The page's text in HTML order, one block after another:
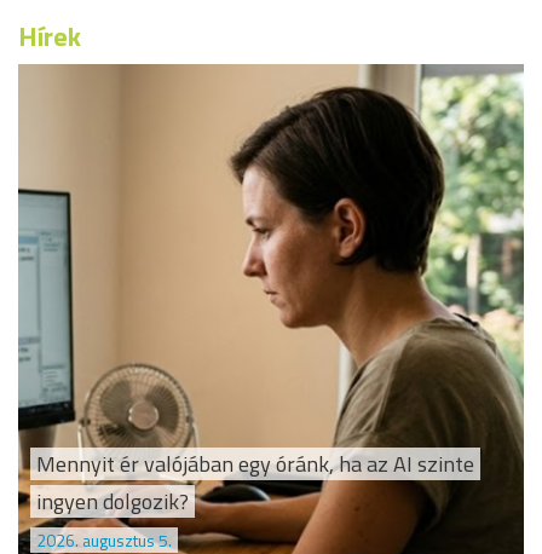
Hírek
Mennyit ér valójában egy óránk, ha az AI szinte
ingyen dolgozik?
2026. augusztus 5.